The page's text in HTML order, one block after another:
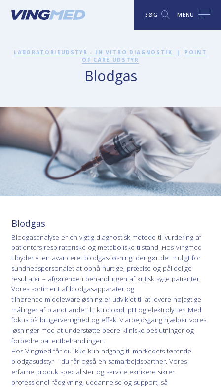
SØG MENU
LABORATORIEUDSTYR - IN VITRO DIAGNOSTIK |
POINT
OF CARE UDSTYR
Blodgas
Blodgas
Blodgasanalyse er en vigtig diagnostisk metode til vurdering af
patienters respiratoriske og metaboliske tilstand. Hos Vingmed
tilbyder vi en avanceret blodgas-løsning, der gør det muligt for
sundhedspersonalet at opnå hurtige, præcise og pålidelige
resultater – afgørende i behandlingen af kritisk syge patienter.
Vores sortiment af blodgasapparater og
tilhørende middlewareløsninger udviklet til at levere nøjagtige
målinger af blandt andet ilt, kuldioxid, pH og elektrolytter. Med
fokus på brugervenlighed og effektiv arbejdsgang hjælper vores
løsninger med at understøtte bedre kliniske beslutninger og
forbedre patientbehandlingen.
Hos Vingmed får du ikke kun adgang til markedets førende
blodgasudstyr – du får også en samarbejdspartner. Vores
erfarne produktspecialister og serviceteknikere sikrer
professionel rådgivning, uddannelse og support, så